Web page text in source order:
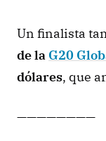
Un finalista
de la G20
dólares, que
————————